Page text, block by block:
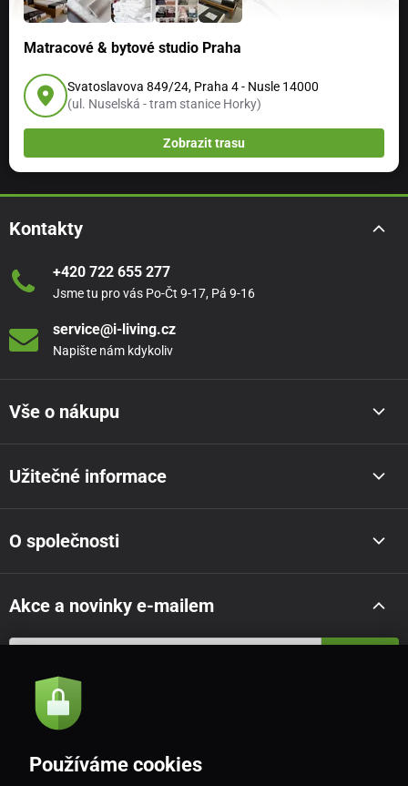
Matracové & bytové studio Praha
Svatoslavova 849/24, Praha 4 - Nusle 14000
(ul. Nuselská - tram stanice Horky)
Zobrazit trasu
Kontakty
+420 722 655 277
Jsme tu pro vás Po-Čt 9-17, Pá 9-16
service@i-living.cz
Napište nám kdykoliv
Vše o nákupu
Užitečné informace
O společnosti
Akce a novinky e-mailem
Souhlasím se
Používáme cookies